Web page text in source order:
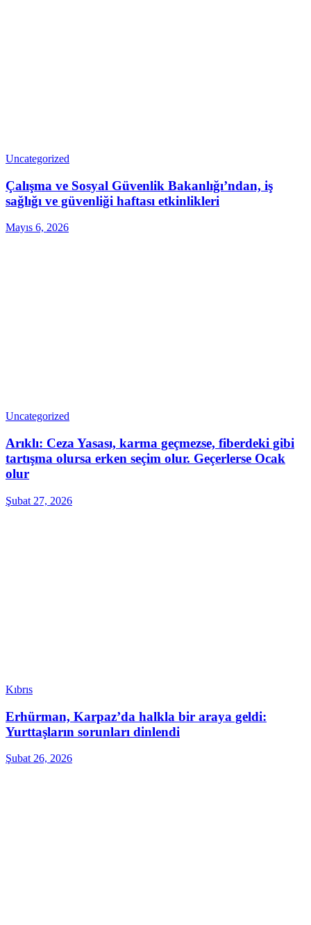
Uncategorized
Çalışma ve Sosyal Güvenlik Bakanlığı’ndan, iş
sağlığı ve güvenliği haftası etkinlikleri
Mayıs 6, 2026
Uncategorized
Arıklı: Ceza Yasası, karma geçmezse, fiberdeki gibi
tartışma olursa erken seçim olur. Geçerlerse Ocak
olur
Şubat 27, 2026
Kıbrıs
Erhürman, Karpaz’da halkla bir araya geldi:
Yurttaşların sorunları dinlendi
Şubat 26, 2026